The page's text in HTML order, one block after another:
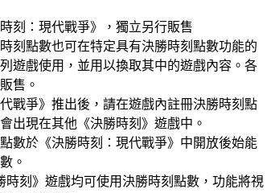
刻：現代戰爭》，獨立另行販售
刻點數也可在特定具有決勝時刻點數功能的
列遊戲使用，並用以換取其中的遊戲內容。各
售。
代戰爭》推出後，請在遊戲內註冊決勝時刻點
出現在其他《決勝時刻》遊戲中。
數於《決勝時刻：現代戰爭》中開放後始能
。
時刻》遊戲均可使用決勝時刻點數，功能將視